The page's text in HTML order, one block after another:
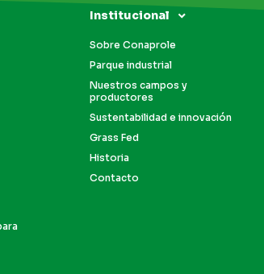
Institucional
Sobre Conaprole
Parque industrial
Nuestros campos y
productores
Sustentabilidad e innovación
Grass Fed
Historia
Contacto